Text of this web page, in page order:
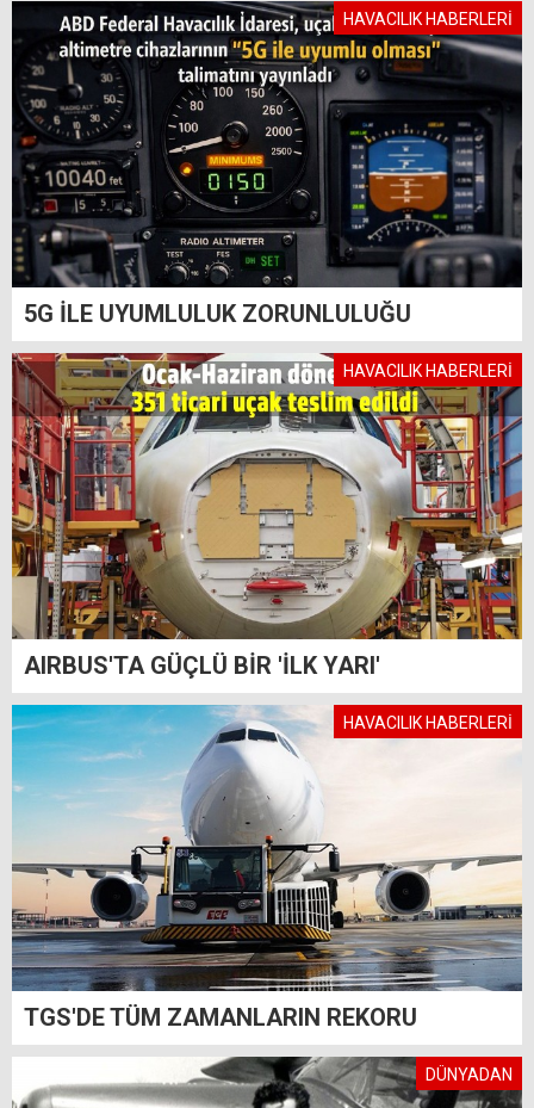
HAVACILIK HABERLERİ
5G İLE UYUMLULUK ZORUNLULUĞU
HAVACILIK HABERLERİ
AIRBUS'TA GÜÇLÜ BİR 'İLK YARI'
HAVACILIK HABERLERİ
TGS'DE TÜM ZAMANLARIN REKORU
DÜNYADAN